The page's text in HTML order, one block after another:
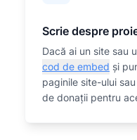
Scrie despre
Dacă ai un site sau
cod de embed și
paginile site-ului
de donații pentru